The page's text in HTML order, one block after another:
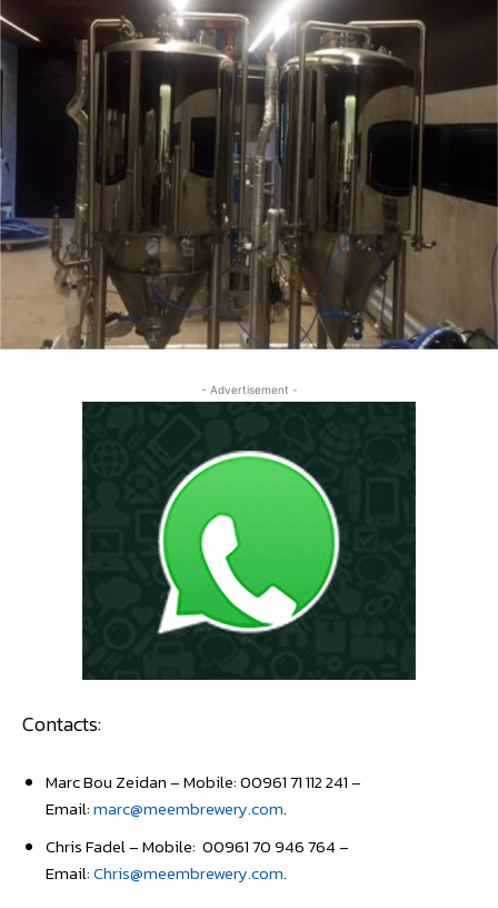
- Advertisement -
Contacts:
Marc Bou Zeidan – Mobile: 00961 71 112 241 –
Email:marc@meembrewery.com.
Chris Fadel – Mobile: 00961 70 946 764 –
Email:Chris@meembrewery.com.